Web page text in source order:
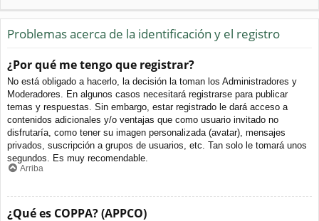
Problemas acerca de la identificación y el registro
¿Por qué me tengo que registrar?
No está obligado a hacerlo, la decisión la toman los Administradores y
Moderadores. En algunos casos necesitará registrarse para publicar
temas y respuestas. Sin embargo, estar registrado le dará acceso a
contenidos adicionales y/o ventajas que como usuario invitado no
disfrutaría, como tener su imagen personalizada (avatar), mensajes
privados, suscripción a grupos de usuarios, etc. Tan solo le tomará unos
segundos. Es muy recomendable.
Arriba
¿Qué es COPPA? (APPCO)